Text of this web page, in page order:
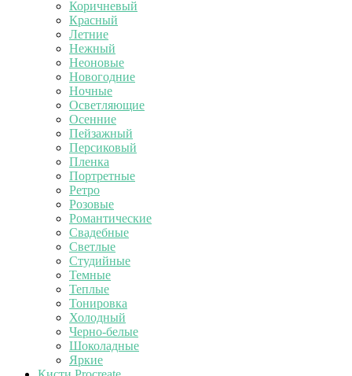
Коричневый
Красный
Летние
Нежный
Неоновые
Новогодние
Ночные
Осветляющие
Осенние
Пейзажный
Персиковый
Пленка
Портретные
Ретро
Розовые
Романтические
Свадебные
Светлые
Студийные
Темные
Теплые
Тонировка
Холодный
Черно-белые
Шоколадные
Яркие